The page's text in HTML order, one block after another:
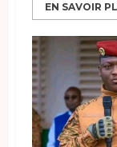
EN SAVOIR